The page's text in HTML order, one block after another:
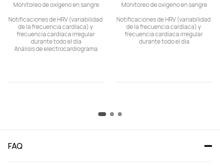
Monitoreo de oxígeno en sangre
Notificaciones de HRV (variabilidad
de la frecuencia cardíaca) y
frecuencia cardíaca irregular
durante todo el día
Análisis de electrocardiograma
Monitoreo de oxígeno en sangre
Notificaciones de HRV (variabilidad
de la frecuencia cardíaca) y
frecuencia cardíaca irregular
durante todo el día
FAQ